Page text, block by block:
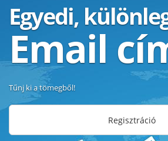
Egyedi,
Email
Tűnj ki a tömegből!
Regisztráció